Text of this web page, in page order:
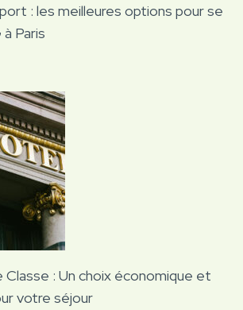
: les meilleures options pour se
Paris
: Un choix économique et
votre séjour